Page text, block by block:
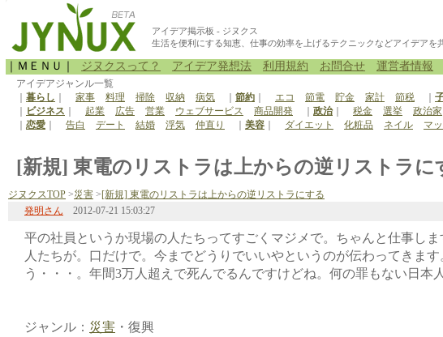
アイデア掲示板 - ジヌクス
生活を便利にする知恵、仕事の効率を上げるテクニックなどアイデアを
｜ＭＥＮＵ｜ ジヌクスって？ アイデア発想法 利用規約 お問合せ 運営者情報
アイデアジャンル一覧
暮らし 家事 料理 掃除 収納 病気 節約 エコ 節電 貯金 家計 節税
ビジネス 起業 広告 営業 ウェブサービス 商品開発 政治｜ 税金 選挙 政治家
恋愛 告白 デート 結婚 浮気 仲直り 美容 ダイエット 化粧品 ネイル マ
[新規] 東電のリストラは上からの逆リストラに
ジヌクスTOP >災害 >[新規] 東電のリストラは上からの逆リストラにする
発明さん 2012-07-21 15:03:27
平の社員というか現場の人たちってすごくマジメで。ちゃんと仕事し
人たちが。口だけで。今までどうりでいいやというのが伝わってきま
う・・・。年間3万人超えで死んでるんですけどね。何の罪もない日本人
ジャンル： 災害 ・復興